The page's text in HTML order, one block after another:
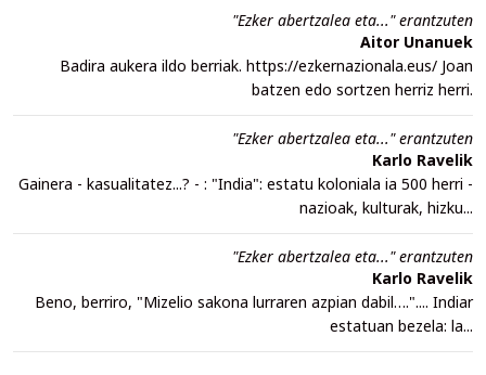
"Ezker abertzalea eta..." erantzuten
Aitor Unanuek
Badira aukera ildo berriak. https://ezkernazionala.eus/ Joan
batzen edo sortzen herriz herri.
"Ezker abertzalea eta..." erantzuten
Karlo Ravelik
Gainera - kasualitatez...? - : "India": estatu koloniala ia 500 herri -
nazioak, kulturak, hizku...
"Ezker abertzalea eta..." erantzuten
Karlo Ravelik
Beno, berriro, "Mizelio sakona lurraren azpian dabil….".... Indiar
estatuan bezela: la...